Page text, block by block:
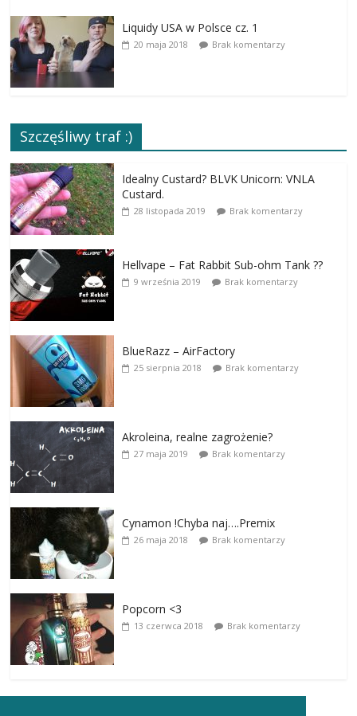
Liquidy USA w Polsce cz. 1
20 maja 2018 Brak komentarzy
Szczęśliwy traf :)
Idealny Custard? BLVK Unicorn: VNLA
Custard.
28 listopada 2019 Brak komentarzy
Hellvape – Fat Rabbit Sub-ohm Tank ??
9 września 2019 Brak komentarzy
BlueRazz – AirFactory
25 sierpnia 2018 Brak komentarzy
Akroleina, realne zagrożenie?
27 maja 2019 Brak komentarzy
Cynamon !Chyba naj….Premix
26 maja 2018 Brak komentarzy
Popcorn <3
13 czerwca 2018 Brak komentarzy